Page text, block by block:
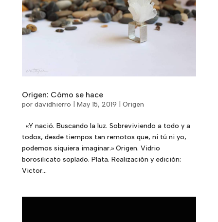
Origen: Cómo se hace
por davidhierro May 15, 2019 Origen
«Y nació. Buscando la luz. Sobreviviendo a todo y a
todos, desde tiempos tan remotos que, ni tú ni yo,
podemos siquiera imaginar.» Origen. Vidrio
borosilicato soplado. Plata. Realización y edición:
Victor...